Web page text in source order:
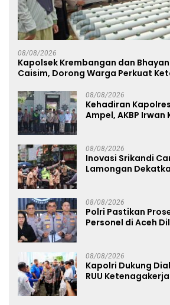
08/08/2026
Kapolsek Krembangan dan
Caisim, Dorong Warga Perkuat
08/08/2026
Kehadiran
Ampel, AKBP Irwan
08/08/2026
Inovasi Srikandi
Lamongan
08/08/2026
Polri Pastikan
Personel di Aceh
08/08/2026
Kapolri Dukung
RUU